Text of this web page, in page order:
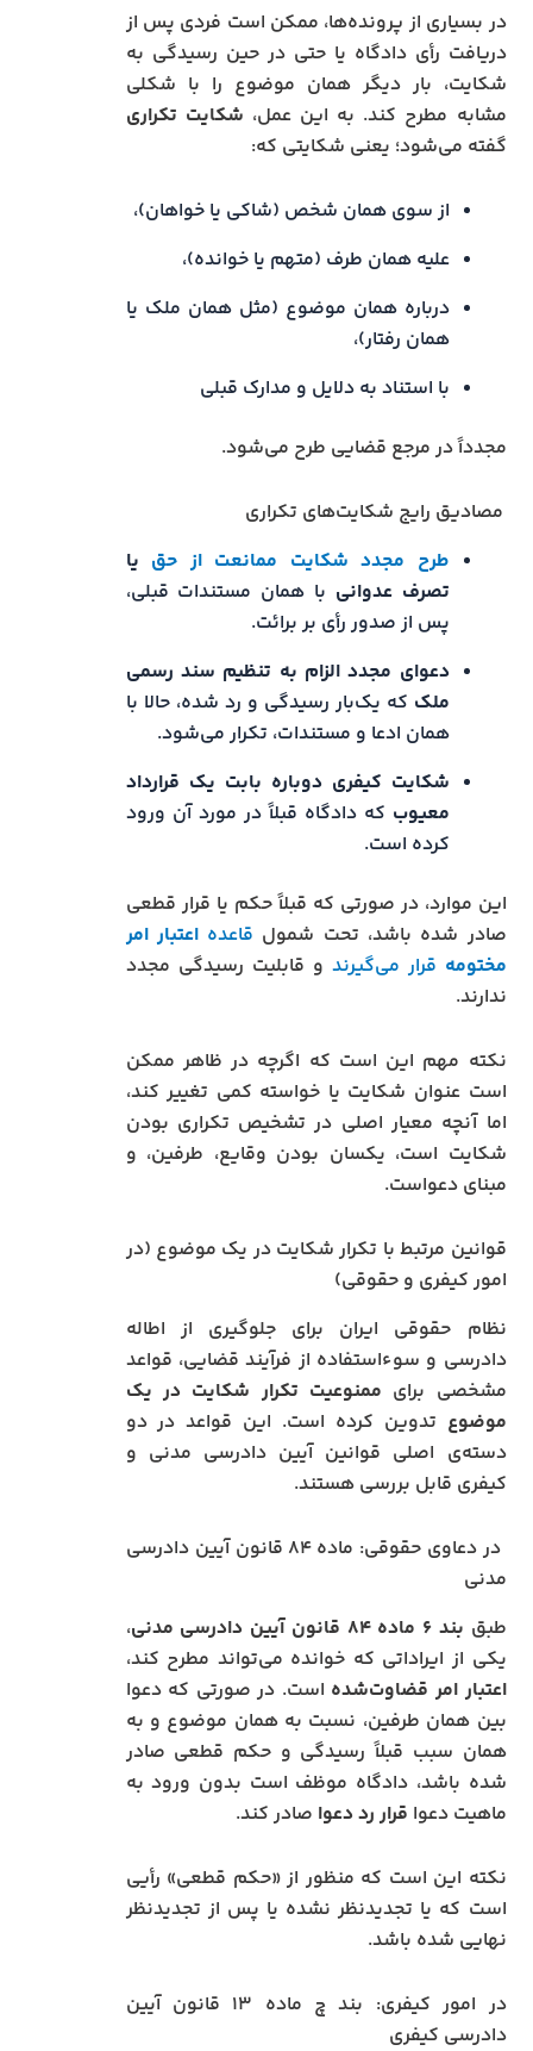
در بسیاری از پرونده‌ها، ممکن است فردی پس از
دریافت رأی دادگاه یا حتی در حین رسیدگی به
شکایت، بار دیگر همان موضوع را با شکلی
مشابه مطرح کند. به این عمل، شکایت تکراری
گفته می‌شود؛ یعنی شکایتی که:
از سوی همان شخص (شاکی یا خواهان)،
علیه همان طرف (متهم یا خوانده)،
درباره همان موضوع (مثل همان ملک یا
همان رفتار)،
با استناد به دلایل و مدارک قبلی
مجدداً در مرجع قضایی طرح می‌شود.
مصادیق رایج شکایت‌های تکراری
طرح مجدد شکایت ممانعت از حق یا
تصرف عدوانی با همان مستندات قبلی،
پس از صدور رأی بر برائت.
دعوای مجدد الزام به تنظیم سند رسمی
ملک که یک‌بار رسیدگی و رد شده، حالا با
همان ادعا و مستندات، تکرار می‌شود.
شکایت کیفری دوباره بابت یک قرارداد
معیوب که دادگاه قبلاً در مورد آن ورود
کرده است.
این موارد، در صورتی که قبلاً حکم یا قرار قطعی
صادر شده باشد، تحت شمول قاعدهاعتبار امر
مختومه قرار می‌گیرند و قابلیت رسیدگی مجدد
ندارند.
نکته مهم این است که اگرچه در ظاهر ممکن
است عنوان شکایت یا خواسته کمی تغییر کند،
اما آنچه معیار اصلی در تشخیص تکراری بودن
شکایت است، یکسان بودن وقایع، طرفین، و
مبنای دعواست.
قوانین مرتبط با تکرار شکایت در یک موضوع (در
امور کیفری و حقوقی)
نظام حقوقی ایران برای جلوگیری از اطاله
دادرسی و سوءاستفاده از فرآیند قضایی، قواعد
مشخصی برای ممنوعیت تکرار شکایت در یک
موضوع تدوین کرده است. این قواعد در دو
دسته‌ی اصلی قوانین آیین دادرسی مدنی و
کیفری قابل بررسی هستند.
در دعاوی حقوقی: ماده ۸۴ قانون آیین دادرسی
مدنی
طبق بند ۶ ماده ۸۴ قانون آیین دادرسی مدنی
،
یکی از ایراداتی که خوانده می‌تواند مطرح کند،
اعتبار امر قضاوت‌شده است. در صورتی که دعوا
بین همان طرفین، نسبت به همان موضوع و به
همان سبب قبلاً رسیدگی و حکم قطعی صادر
شده باشد، دادگاه موظف است بدون ورود به
ماهیت دعوا قرار رد دعوا صادر کند.
نکته این است که منظور از «حکم قطعی» رأیی
است که یا تجدیدنظر نشده یا پس از تجدیدنظر
نهایی شده باشد.
در امور کیفری: بند چ ماده ۱۳ قانون آیین
دادرسی کیفری